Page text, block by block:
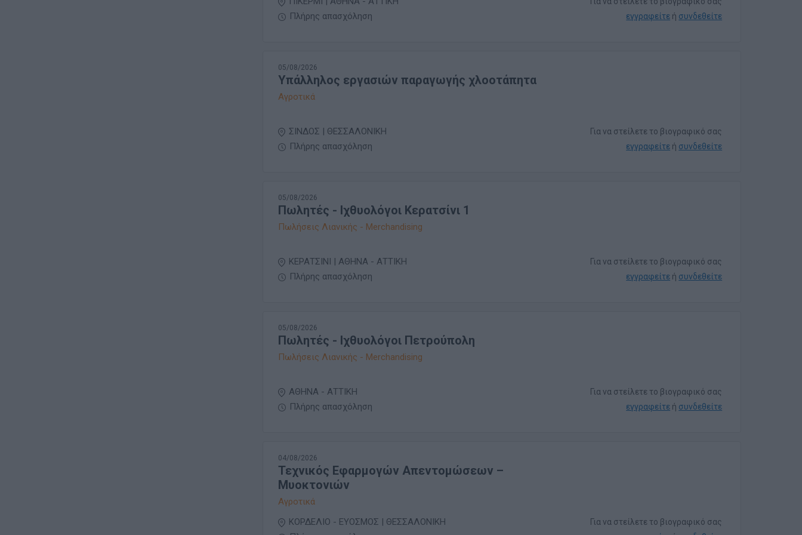
Πλήρης απασχόληση
εγγραφείτε ή συνδεθείτε
05/08/2026
Υπάλληλος εργασιών παραγωγής χλοοτάπητα
Αγροτικά
ΣΙΝΔΟΣ | ΘΕΣΣΑΛΟΝΙΚΗ
Πλήρης απασχόληση
Για να στείλετε το βιογραφικό σας
εγγραφείτε ή συνδεθείτε
05/08/2026
Πωλητές - Ιχθυολόγοι Κερατσίνι 1
Πωλήσεις Λιανικής - Merchandising
ΚΕΡΑΤΣΙΝΙ | ΑΘΗΝΑ - ΑΤΤΙΚΗ
Πλήρης απασχόληση
Για να στείλετε το βιογραφικό σας
εγγραφείτε ή συνδεθείτε
05/08/2026
Πωλητές - Ιχθυολόγοι Πετρούπολη
Πωλήσεις Λιανικής - Merchandising
ΑΘΗΝΑ - ΑΤΤΙΚΗ
Πλήρης απασχόληση
Για να στείλετε το βιογραφικό σας
εγγραφείτε ή συνδεθείτε
04/08/2026
Τεχνικός Εφαρμογών Απεντομώσεων –
Μυοκτονιών
Αγροτικά
ΚΟΡΔΕΛΙΟ - ΕΥΟΣΜΟΣ | ΘΕΣΣΑΛΟΝΙΚΗ
Για να στείλετε το βιογραφικό σας